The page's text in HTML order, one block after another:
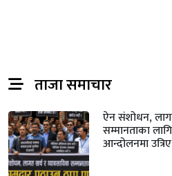
ताजा समाचार
ऐन संशोधन,
सम्मानताका
आन्दोलनमा